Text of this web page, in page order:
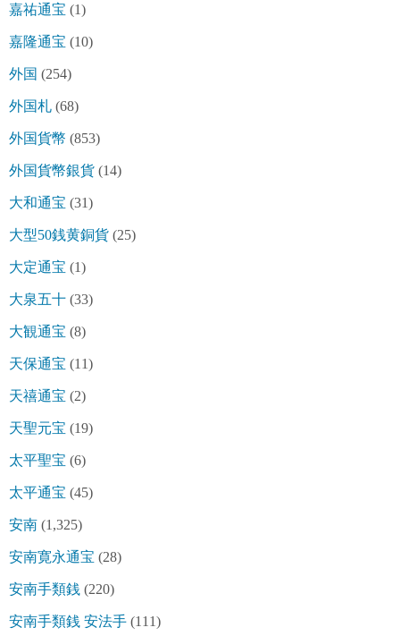
嘉祐通宝 (1)
嘉隆通宝 (10)
外国 (254)
外国札 (68)
外国貨幣 (853)
外国貨幣銀貨 (14)
大和通宝 (31)
大型50銭黄銅貨 (25)
大定通宝 (1)
大泉五十 (33)
大観通宝 (8)
天保通宝 (11)
天禧通宝 (2)
天聖元宝 (19)
太平聖宝 (6)
太平通宝 (45)
安南 (1,325)
安南寛永通宝 (28)
安南手類銭 (220)
安南手類銭 安法手 (111)